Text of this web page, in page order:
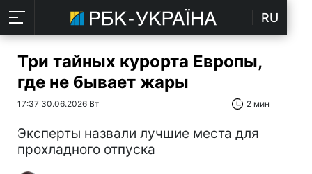
RU
Три тайных курорта Европы,
где не бывает жары
17:37 30.06.2026 Вт 2 мин
Эксперты назвали лучшие места для
прохладного отпуска